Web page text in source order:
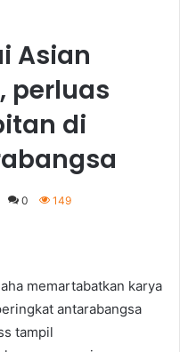
Asian
perluas
di
0 149
memartabatkan karya
antarabangsa
tampil